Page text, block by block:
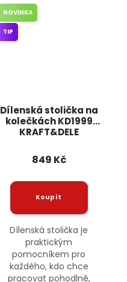
Dílenská stolička na
kolečkách KD1999
KRAFT&DELE
NOVINKA
TIP
849 Kč
Dílenská stolička je
praktickým
pomocníkem pro
každého, kdo chce
pracovat pohodlně,